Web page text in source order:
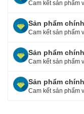
e
b
o
o
k
er e
Cam kết sản phẩm
Sản phẩm
Cam kết sản phẩm
Sản phẩm
Cam kết sản phẩm
Sản phẩm
Cam kết sản phẩm